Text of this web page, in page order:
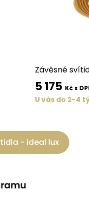
Závěsné
5 175 Kč s
U vás do 2-4
- ideal lux